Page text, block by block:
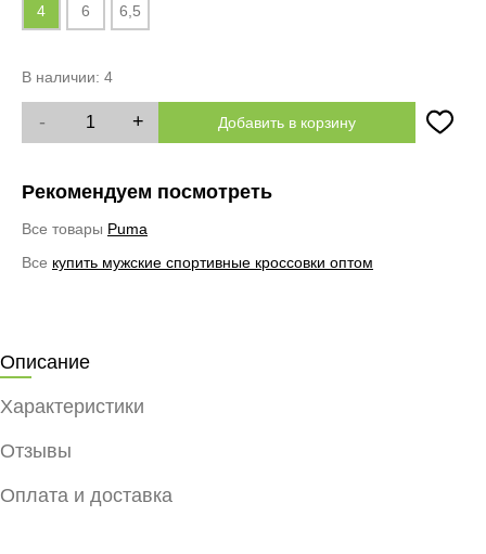
4 6 6,5
В наличии: 4
- + Добавить в корзину
Рекомендуем посмотреть
Все товары Puma
Все купить мужские спортивные кроссовки оптом
Описание
Характеристики
Отзывы
Оплата и доставка